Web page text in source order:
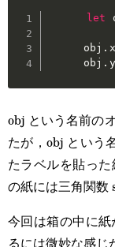
let
      obj
.
      obj
.
obj という名前の
たが，obj という
たラベルを貼っ
の紙には三角関数
今回は箱の中に
るには微妙な感じ